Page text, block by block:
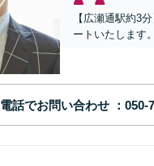
【広瀬通駅約3
ートいたします
電話でお問い合わせ